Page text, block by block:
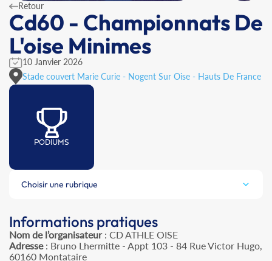
Retour
Cd60 - Championnats De
L'oise Minimes
10 Janvier 2026
Stade couvert Marie Curie - Nogent Sur Oise - Hauts De France
PODIUMS
Choisir une rubrique
Informations pratiques
Nom de l’organisateur: CD ATHLE OISE
Adresse: Bruno Lhermitte - Appt 103 - 84 Rue Victor Hugo,
60160 Montataire